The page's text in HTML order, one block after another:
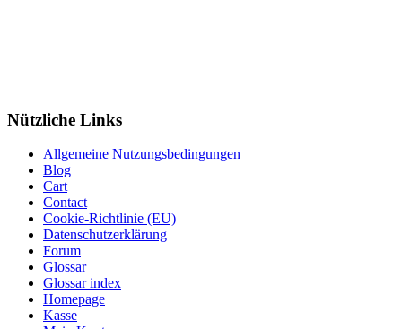
Nützliche Links
Allgemeine Nutzungsbedingungen
Blog
Cart
Contact
Cookie-Richtlinie (EU)
Datenschutzerklärung
Forum
Glossar
Glossar index
Homepage
Kasse